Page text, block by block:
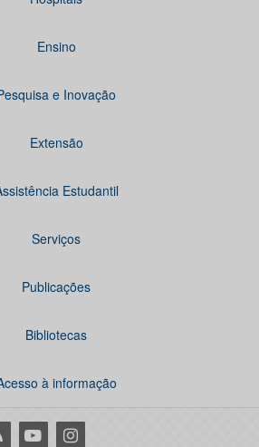
Ensino
e Inovação
Extensão
Estudantil
Serviços
Publicações
Bibliotecas
à informação
YoutubeInstagram